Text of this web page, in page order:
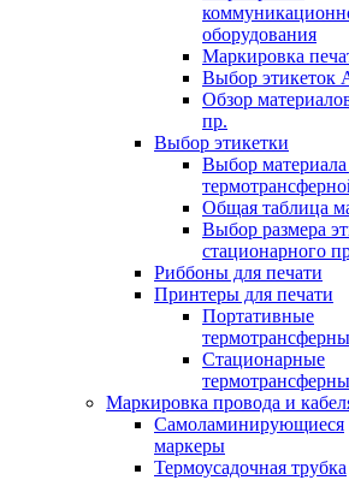
оборудования
Маркировка
Выбор этикеток
Обзор
пр.
Выбор этикетки
Выбор материала
Общая таблица
Выбор размера
стационарного
Риббоны для печати
Принтеры для печати
Портативные
Стационарные
Маркировка провода и
Самоламинирующиеся
маркеры
Термоусадочная трубка